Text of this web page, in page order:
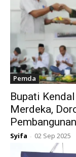
Pemda
Bupati
Merdeka,
Syifa - 02 Sep 2025